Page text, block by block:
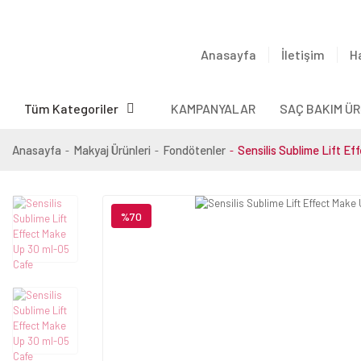
Anasayfa İletişim
Tüm Kategoriler KAMPANYALAR SAÇ BAKIM
Anasayfa Makyaj Ürünleri Fondötenler Sensilis Sublime Lift
%70